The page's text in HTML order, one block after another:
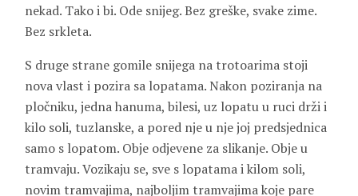
nekad. Tako i bi. Ode snijeg. Bez greške, svake zime.
Bez srkleta.
S druge strane gomile snijega na trotoarima stoji
nova vlast i pozira sa lopatama. Nakon poziranja na
pločniku, jedna hanuma, bilesi, uz lopatu u ruci drži i
kilo soli, tuzlanske, a pored nje u nje joj predsjednica
samo s lopatom. Obje odjevene za slikanje. Obje u
tramvaju. Vozikaju se, sve s lopatama i kilom soli,
novim tramvajima, najboljim tramvajima koje pare